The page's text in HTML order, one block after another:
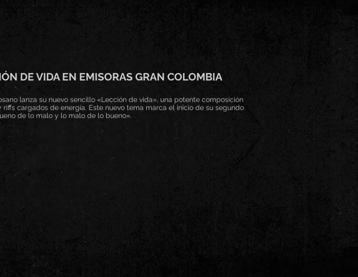
DE VIDA EN EMISORAS GRAN COLOMBIA
lanza su nuevo sencillo «Lección de vida», una potente composición
cargados de energía. Este nuevo tema marca el inicio de su segundo
de lo malo y lo malo de lo bueno».